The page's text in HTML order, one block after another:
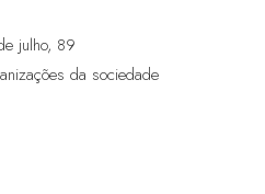
julho, 89
da sociedade